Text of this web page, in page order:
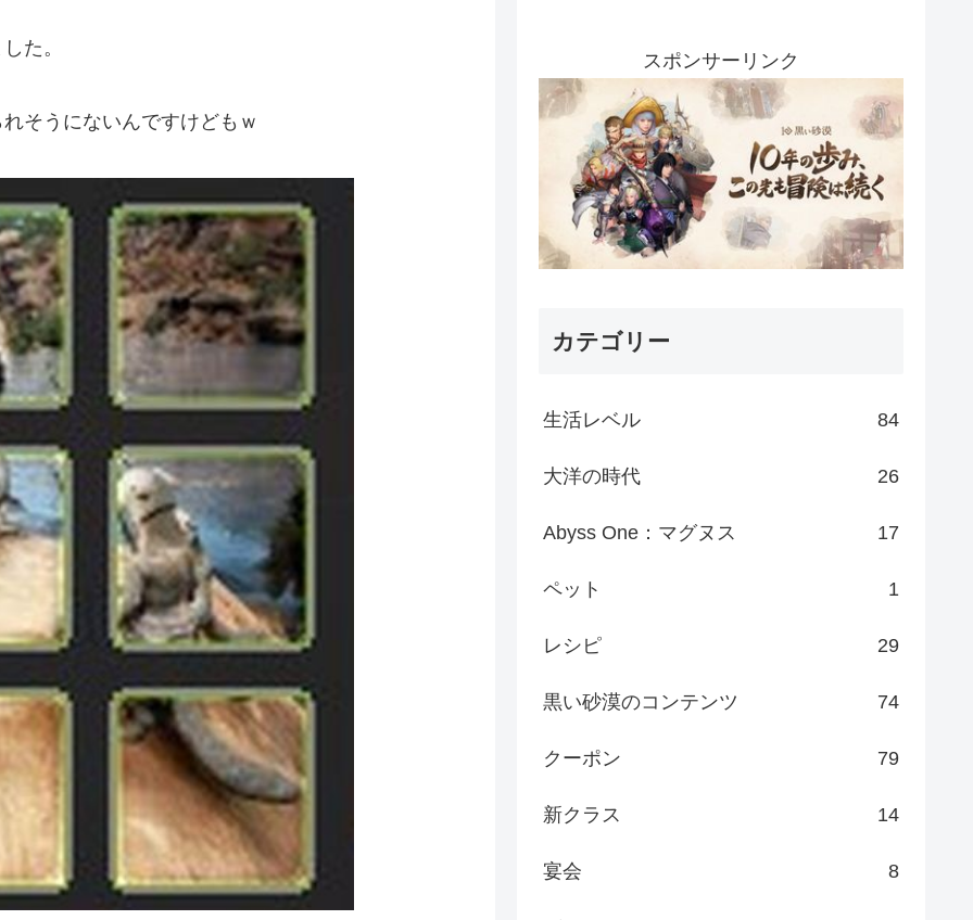
た。
そうにないんですけどもｗ
スポンサーリンク
カテゴリー
生活レベル 84
大洋の時代 26
Abyss One：マグヌス 17
ペット 1
レシピ 29
黒い砂漠のコンテンツ 74
クーポン 79
新クラス 14
宴会 8